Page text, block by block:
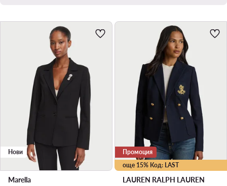
Нови
Marella
още 15% Код: LAST
Промоция
LAUREN RALPH LAUREN